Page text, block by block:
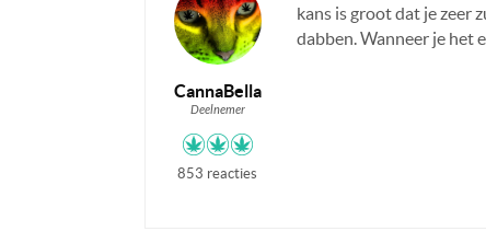
CannaBella
Deelnemer
853 reacties
kans is groot dat je zeer
dabben. Wanneer je het